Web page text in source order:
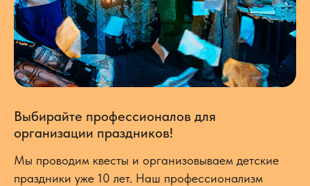
Выбирайте профессионалов для
организации праздников!
Мы проводим квесты и организовываем детские
праздники уже 10 лет. Наш профессионализм